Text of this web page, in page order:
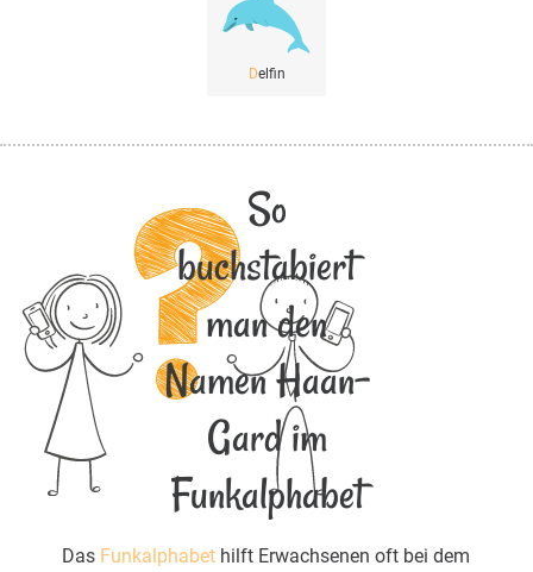
Delfin
So
buchstabiert
man den
Namen Haan-
Gard im
Funkalphabet
Das Funkalphabet hilft Erwachsenen oft bei dem